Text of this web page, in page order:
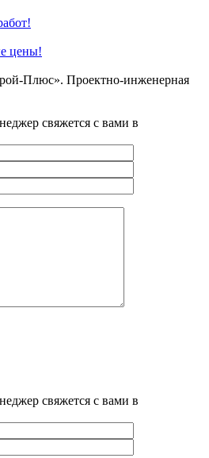
цены!
Плюс». Проектно-инженерная
свяжется с вами в
свяжется с вами в